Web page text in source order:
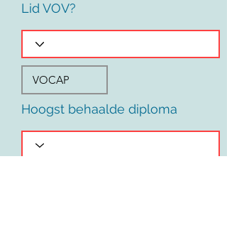
Lid VOV?
Hoogst behaalde diploma